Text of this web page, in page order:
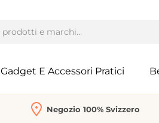
Gadget E Accessori Pratici
Negozio 100% Svizzero